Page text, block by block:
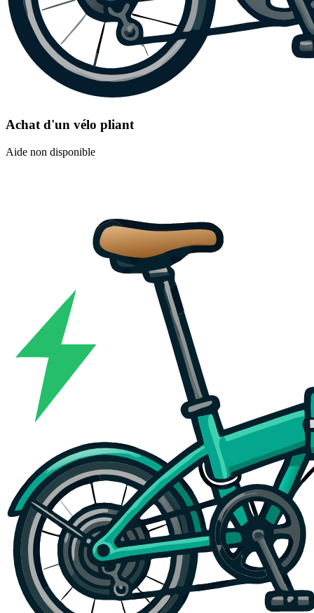
Achat d'un vélo pliant
Aide non disponible